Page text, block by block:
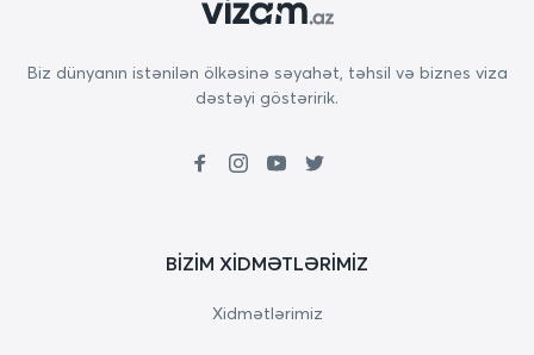
Biz dünyanın istənilən ölkəsinə səyahət, təhsil və biznes viza
dəstəyi göstəririk.
BIZIM XIDMƏTLƏRIMIZ
Xidmətlərimiz